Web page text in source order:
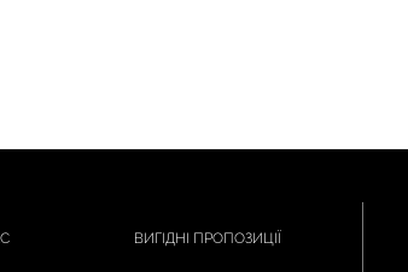
ВИГІДНІ ПРОПОЗИЦІЇ